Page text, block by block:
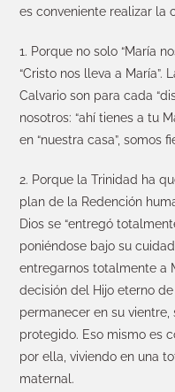
es conveniente realizar la
1. Porque no solo “María
“Cristo nos lleva a María”.
Calvario son para cada
nosotros: “ahí tienes a tu
en “nuestra casa”, somos
2. Porque la Trinidad ha
plan de la Redención
Dios se “entregó
poniéndose bajo su
entregarnos totalmente a
decisión del Hijo eterno
permanecer en su
protegido. Eso mismo es
por ella, viviendo en una
maternal.